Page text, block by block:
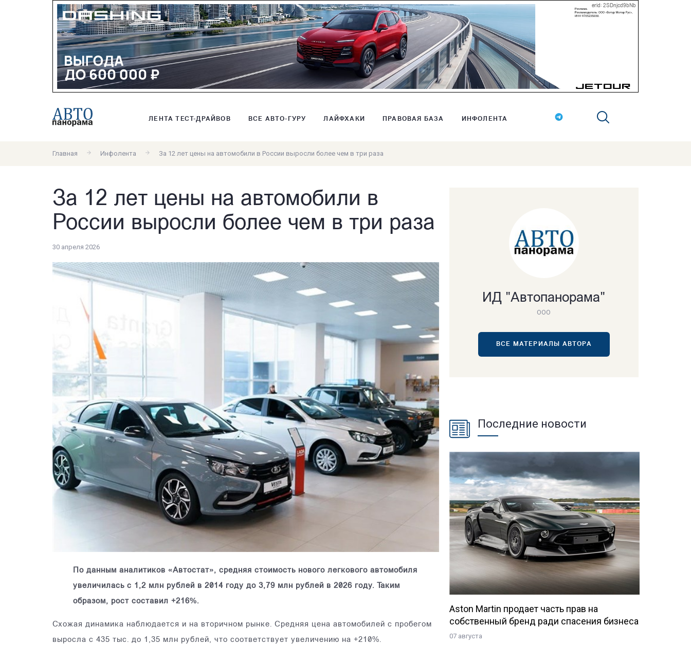
erid: 2SDnjcd9bNb
ЛЕНТА ТЕСТ-ДРАЙВОВ ВСЕ АВТО-ГУРУ ЛАЙФХАКИ ПРАВОВАЯ БАЗА ИНФОЛЕНТА
Главная Инфолента За 12 лет цены на автомобили в России выросли более чем в три раза
За 12 лет цены на автомобили в
России выросли более чем в три раза
30 апреля 2026
По данным аналитиков «Автостат», средняя стоимость нового легкового автомобиля
увеличилась с 1,2 млн рублей в 2014 году до 3,79 млн рублей в 2026 году. Таким
образом, рост составил +216%.
Схожая динамика наблюдается и на вторичном рынке. Средняя цена автомобилей с пробегом
выросла с 435 тыс. до 1,35 млн рублей, что соответствует увеличению на +210%.
ИД "Автопанорама"
ООО
ВСЕ МАТЕРИАЛЫ АВТОРА
Последние новости
Aston Martin продает часть прав на
собственный бренд ради спасения бизнеса
07 августа